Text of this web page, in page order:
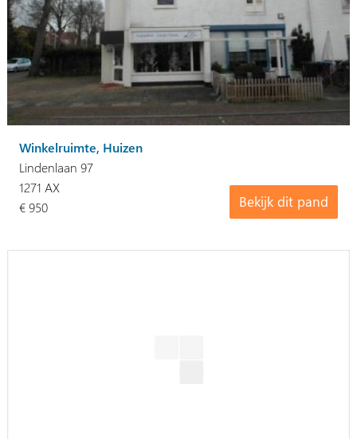
Winkelruimte, Huizen
Lindenlaan 97
Bekijk dit pand
1271 AX
€ 950